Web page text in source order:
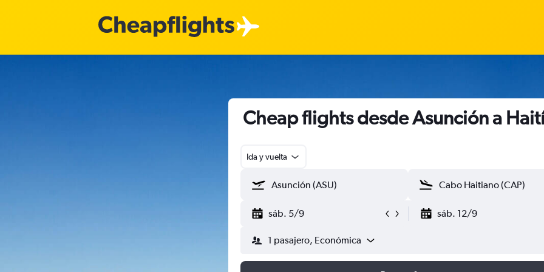
Cheap flights desde Asunción a
Ida y vuelta
sáb. 5/9 sáb. 12/9
1 pasajero, Económica